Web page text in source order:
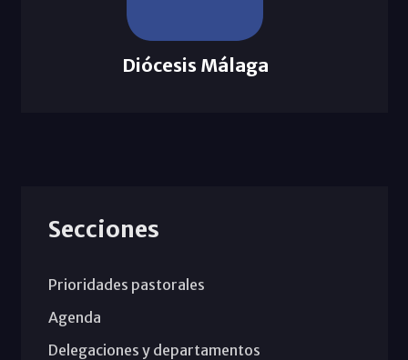
Diócesis Málaga
Secciones
Prioridades pastorales
Agenda
Delegaciones y departamentos